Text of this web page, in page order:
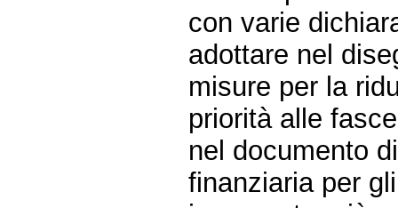
con varie
adottare nel
misure per la
priorità alle
nel documento
finanziaria per